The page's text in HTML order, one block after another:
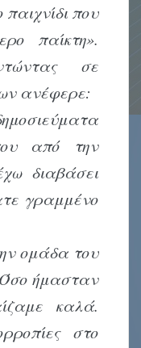
παιχνίδι που
παίκτη».
σε
ανέφερε:
από την
διαβάσει
γραμμένο
ομάδα του
ήμασταν
καλά.
στο